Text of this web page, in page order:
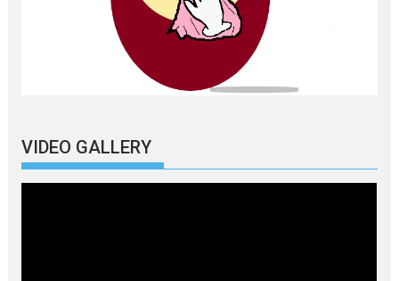
VIDEO GALLERY